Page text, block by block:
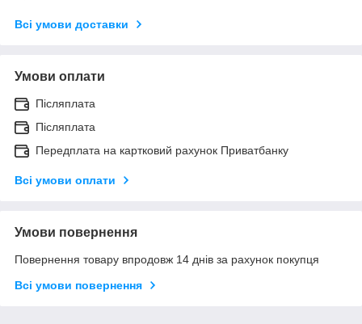
Всі умови доставки
Умови оплати
Післяплата
Післяплата
Передплата на картковий рахунок Приватбанку
Всі умови оплати
Умови повернення
Повернення товару впродовж 14 днів за рахунок покупця
Всі умови повернення